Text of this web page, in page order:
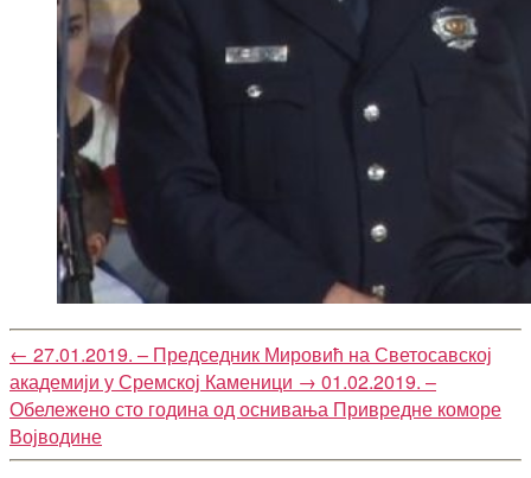
← 27.01.2019. – Председник Мировић на Светосавској
академији у Сремској Каменици → 01.02.2019. –
Обележено сто година од оснивања Привредне коморе
Војводине